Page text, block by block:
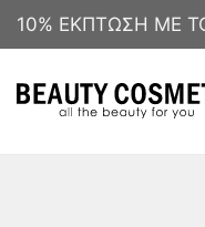
10% ΕΚΠΤΩΣΗ ΜΕ